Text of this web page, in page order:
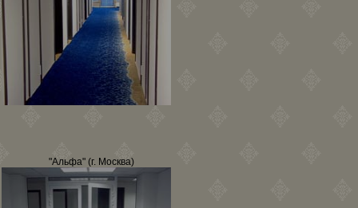
"Альфа" (г. Москва)